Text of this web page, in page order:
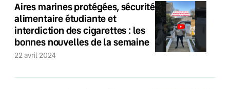
Aires marines protégées, sécurité
alimentaire étudiante et
interdiction des cigarettes : les
bonnes nouvelles de la semaine
22 avril 2024